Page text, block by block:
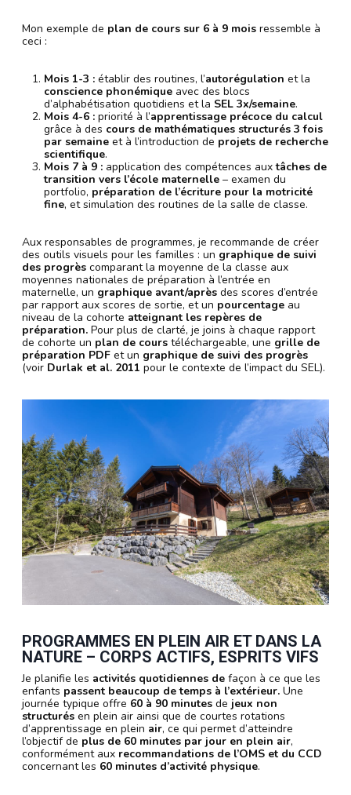
Mon exemple de plan de cours sur 6 à 9 mois ressemble à
ceci :
Mois 1-3 : établir des routines, l’autorégulation et la
conscience phonémique avec des blocs
d’alphabétisation quotidiens et la SEL 3x/semaine.
Mois 4-6 : priorité à l’apprentissage précoce du calcul
grâce à des cours de mathématiques structurés 3 fois
par semaine et à l’introduction de projets de recherche
scientifique.
Mois 7 à 9 : application des compétences auxtâches de
transition vers l’école maternelle – examen du
portfolio, préparation de l’écriture pour la motricité
fine, et simulation des routines de la salle de classe.
Aux responsables de programmes, je recommande de créer
des outils visuels pour les familles : un graphique de suivi
des progrès comparant la moyenne de la classe aux
moyennes nationales de préparation à l’entrée en
maternelle, un graphique avant/après des scores d’entrée
par rapport aux scores de sortie, et un pourcentage au
niveau de la cohorte atteignant les repères de
préparation. Pour plus de clarté, je joins à chaque rapport
de cohorte un plan de cours téléchargeable, une grille de
préparation PDF et un graphique de suivi des progrès
(voir Durlak et al. 2011 pour le contexte de l’impact du SEL).
PROGRAMMES EN PLEIN AIR ET DANS LA
NATURE – CORPS ACTIFS, ESPRITS VIFS
Je planifie les activités quotidiennes de façon à ce que les
enfants passent beaucoup de temps à l’extérieur. Une
journée typique offre 60 à 90 minutes de jeux non
structurés en plein air ainsi que de courtes rotations
d’apprentissage en plein air, ce qui permet d’atteindre
l’objectif de plus de 60 minutes par jour en plein air,
conformément aux recommandations de l’OMS et du CCD
concernant les 60 minutes d’activité physique.